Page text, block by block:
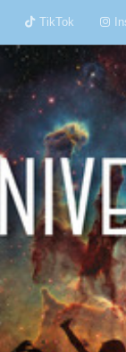
TikTok